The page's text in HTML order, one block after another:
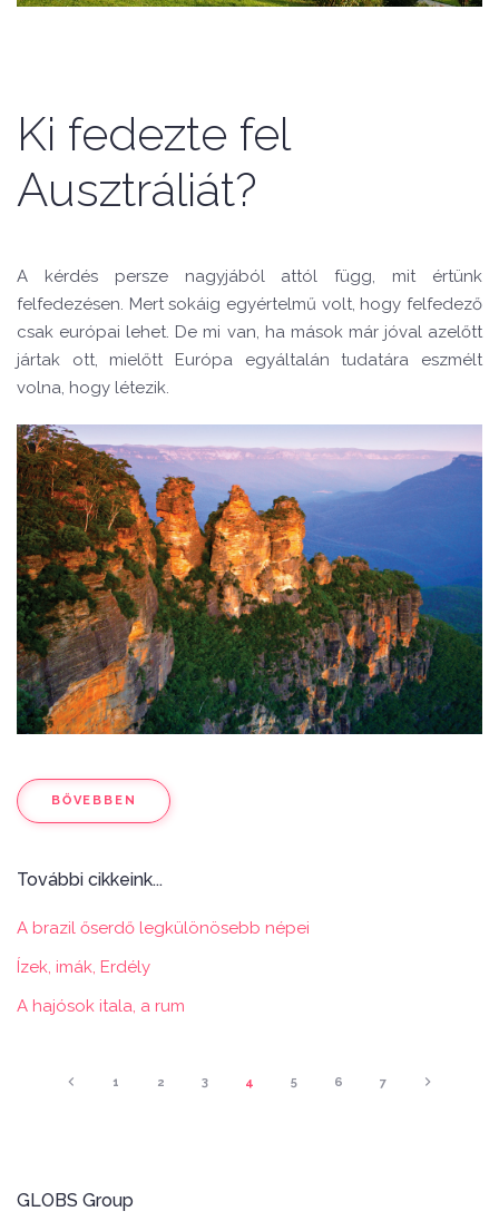
Ki fedezte fel
Ausztráliát?
A kérdés persze nagyjából attól függ, mit értünk
felfedezésen. Mert sokáig egyértelmű volt, hogy felfedező
csak európai lehet. De mi van, ha mások már jóval azelőtt
jártak ott, mielőtt Európa egyáltalán tudatára eszmélt
volna, hogy létezik.
BŐVEBBEN
További cikkeink...
A brazil őserdő legkülönösebb népei
Ízek, imák, Erdély
A hajósok itala, a rum
1 2 3 4 5 6 7
GLOBS Group